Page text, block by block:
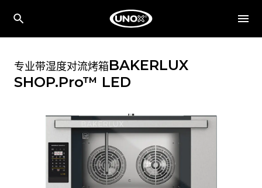
专业带湿度对流烤箱BAKERLUX
SHOP.Pro™ LED